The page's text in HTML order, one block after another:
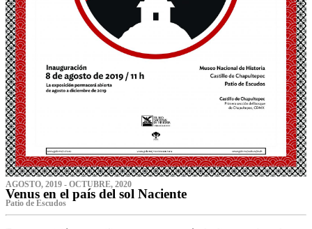
AGOSTO, 2019 - OCTUBRE, 2020
Venus en el país del sol Naciente
P‌atio de Escudos